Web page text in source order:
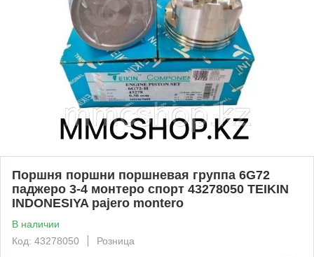
Поршня поршни поршневая группа 6G72
паджеро 3-4 монтеро спорт 43278050 TEIKIN
INDONESIYA pajero montero
В наличии
Код: 43278050
Розница